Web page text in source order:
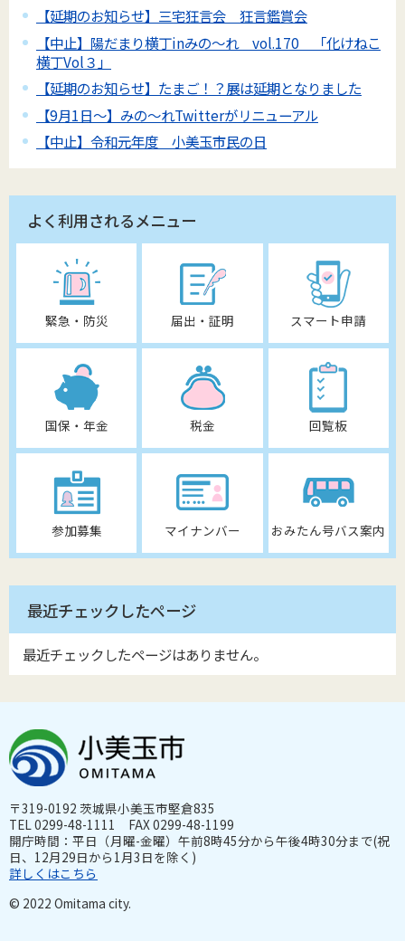
【延期のお知らせ】三宅狂言会 狂言鑑賞会
【中止】陽だまり横丁inみの～れ vol.170 「化けねこ
横丁Vol３」
【延期のお知らせ】たまご！？展は延期となりました
【9月1日～】みの～れTwitterがリニューアル
【中止】令和元年度 小美玉市民の日
よく利用されるメニュー
緊急・防災 届出・証明 スマート申請
国保・年金 税金 回覧板
参加募集 マイナンバー おみたん号バス案内
最近チェックしたページ
最近チェックしたページはありません。
〒319-0192 茨城県小美玉市堅倉835
TEL 0299-48-1111 FAX 0299-48-1199
開庁時間：平日（月曜-金曜）午前8時45分から午後4時30分まで(祝
日、12月29日から1月3日を除く)
詳しくはこちら
© 2022 Omitama city.